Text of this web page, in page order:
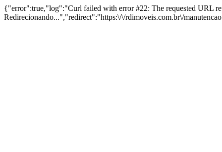
{"error":true,"log":"Curl failed with error #22: The requested URL
Redirecionando...","redirect":"https:\/\/rdimoveis.com.br\/